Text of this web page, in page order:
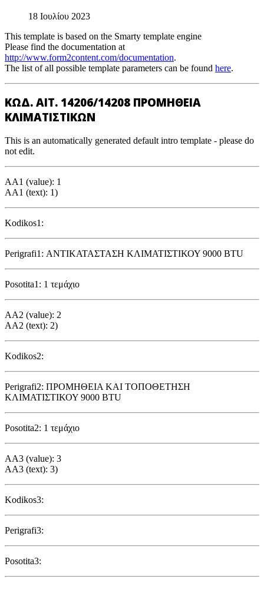
18 Ιουλίου 2023
This template is based on the Smarty template engine
Please find the documentation at
http://www.form2content.com/documentation.
The list of all possible template parameters can be found here.
ΚΩΔ. ΑΙΤ. 14206/14208 ΠΡΟΜΗΘΕΙΑ
ΚΛΙΜΑΤΙΣΤΙΚΩΝ
This is an automatically generated default intro template - please do
not edit.
AA1 (value): 1
AA1 (text): 1)
Kodikos1:
Perigrafi1: ΑΝΤΙΚΑΤΑΣΤΑΣΗ ΚΛΙΜΑΤΙΣΤΙΚΟΥ 9000 BTU
Posotita1: 1 τεμάχιο
AA2 (value): 2
AA2 (text): 2)
Kodikos2:
Perigrafi2: ΠΡΟΜΗΘΕΙΑ ΚΑΙ ΤΟΠΟΘΕΤΗΣΗ
ΚΛΙΜΑΤΙΣΤΙΚΟΥ 9000 BTU
Posotita2: 1 τεμάχιο
AA3 (value): 3
AA3 (text): 3)
Kodikos3:
Perigrafi3:
Posotita3: